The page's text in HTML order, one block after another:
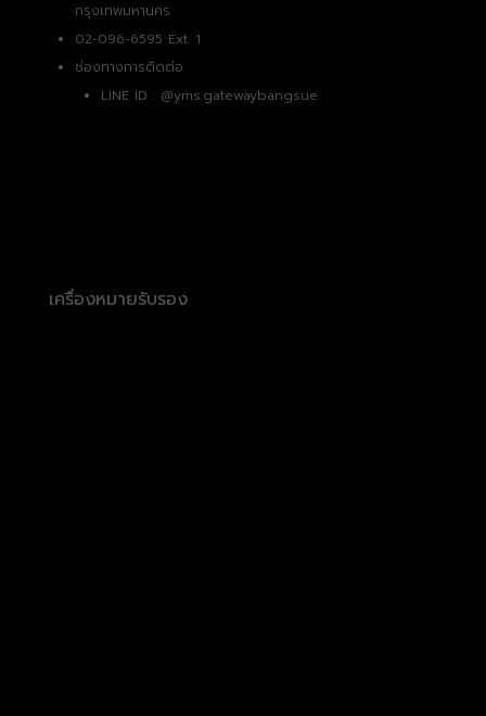
กรุงเทพมหานคร
02-096-6595 Ext. 1
ช่องทางการติดต่อ
LINE ID : @yms.gatewaybangsue
เครื่องหมายรับรอง